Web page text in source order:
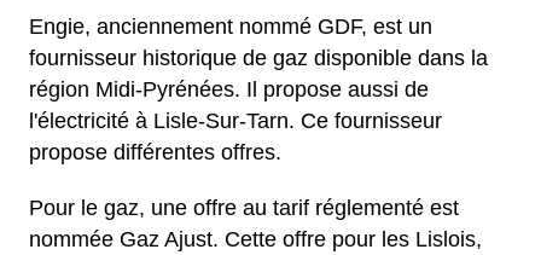
Engie, anciennement nommé GDF, est un
fournisseur historique de gaz disponible dans la
région Midi-Pyrénées. Il propose aussi de
l'électricité à Lisle-Sur-Tarn. Ce fournisseur
propose différentes offres.
Pour le gaz, une offre au tarif réglementé est
nommée Gaz Ajust. Cette offre pour les Lislois,